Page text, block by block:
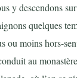
y descendons
quelques
ou moins hors-
au